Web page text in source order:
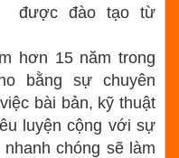
được đào tạo từ
hơn 15 năm trong
bằng sự chuyên
bài bản, kỹ thuật
luyện cộng với sự
chóng sẽ làm